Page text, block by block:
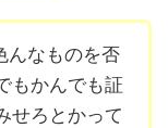
んなものを否
もかんでも証
せろとかって